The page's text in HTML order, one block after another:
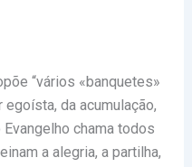
“vários «banquetes»
da acumulação,
chama todos
a alegria, a partilha,